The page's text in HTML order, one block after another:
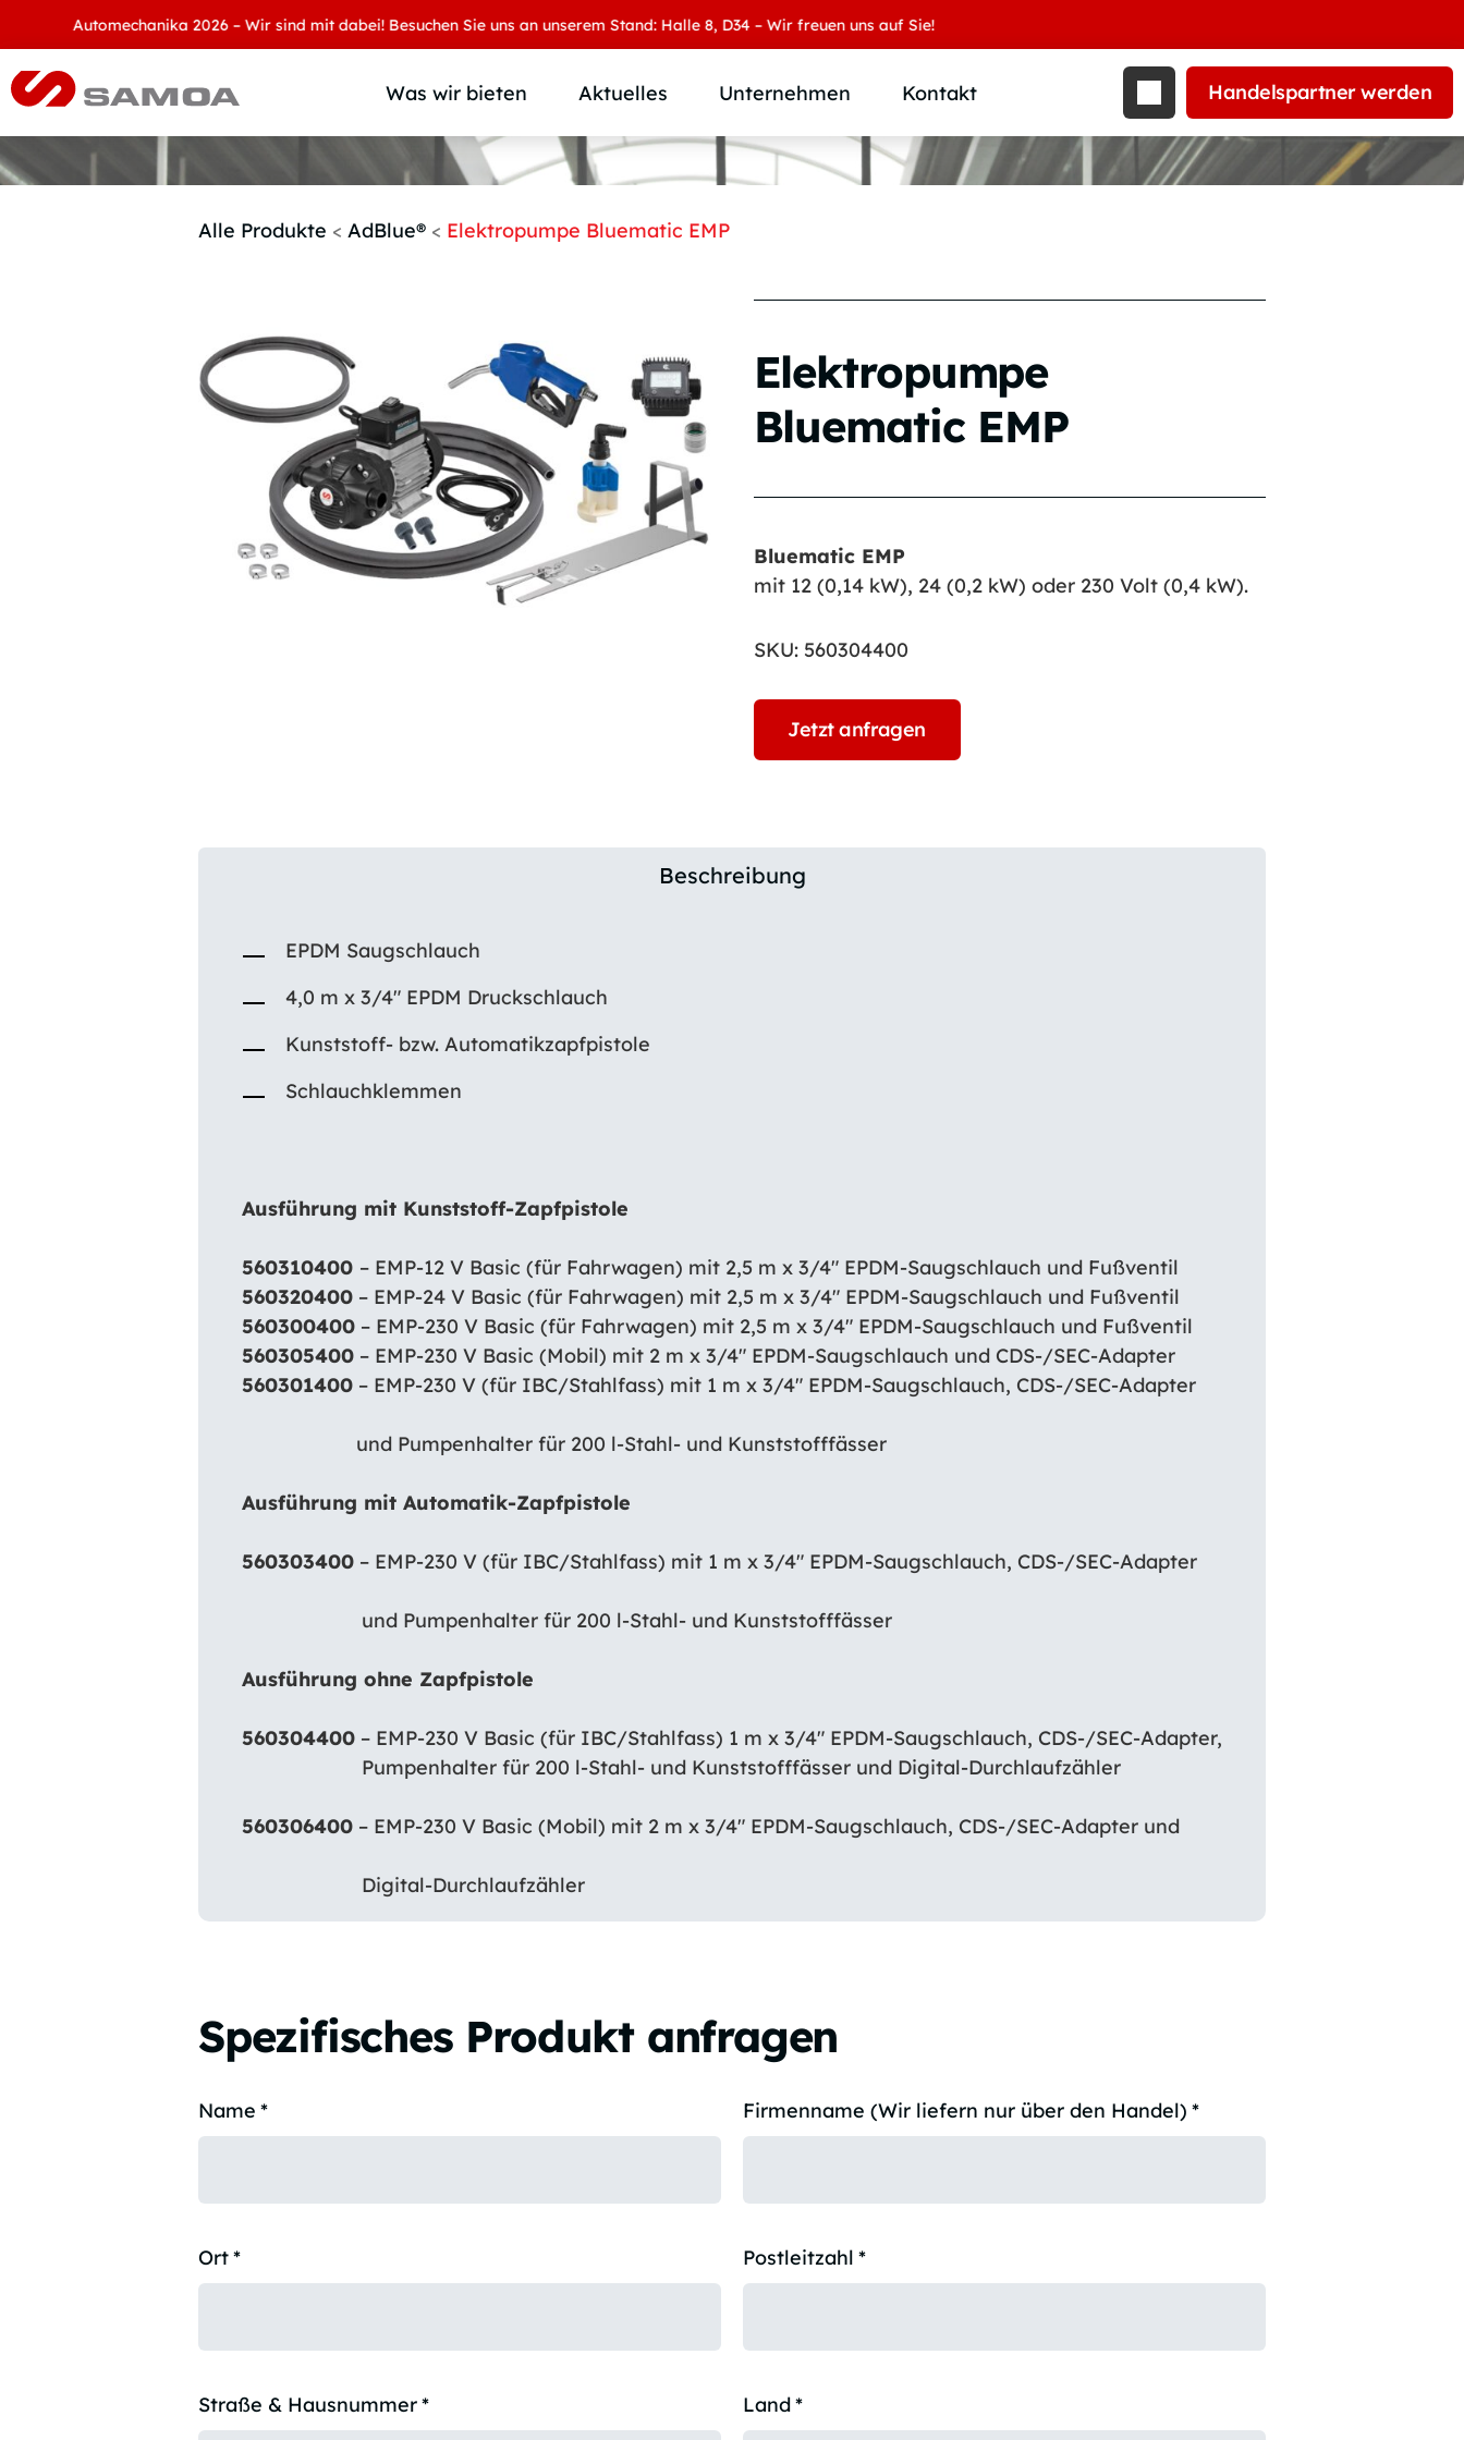
Automechanika 2026 – Wir sind mit dabei! Besuchen Sie uns an unserem Stand: Halle 8, D34 – Wir freuen uns auf Sie!
Was wir bieten
Produktübersicht
Produktkategorie
Branchen und Märkte
Aktuelles Unternehmen
Wer wir sind
SAMOA Gruppe
Downloads
Kontakt Handelspartner werden
Alle Produkte < AdBlue® < Elektropumpe Bluematic EMP
Elektropumpe
Bluematic EMP
Bluematic EMP
mit 12 (0,14 kW), 24 (0,2 kW) oder 230 Volt (0,4 kW).
SKU: 560304400
Jetzt anfragen
Beschreibung
EPDM Saugschlauch
4,0 m x 3/4″ EPDM Druckschlauch
Kunststoff- bzw. Automatikzapfpistole
Schlauchklemmen
Ausführung mit Kunststoff-Zapfpistole
560310400 – EMP-12 V Basic (für Fahrwagen) mit 2,5 m x 3/4″ EPDM-Saugschlauch und Fußventil
560320400 – EMP-24 V Basic (für Fahrwagen) mit 2,5 m x 3/4″ EPDM-Saugschlauch und Fußventil
560300400 – EMP-230 V Basic (für Fahrwagen) mit 2,5 m x 3/4″ EPDM-Saugschlauch und Fußventil
560305400 – EMP-230 V Basic (Mobil) mit 2 m x 3/4″ EPDM-Saugschlauch und CDS-/SEC-Adapter
560301400 – EMP-230 V (für IBC/Stahlfass) mit 1 m x 3/4″ EPDM-Saugschlauch, CDS-/SEC-Adapter
und Pumpenhalter für 200 l-Stahl- und Kunststofffässer
Ausführung mit Automatik-Zapfpistole
560303400 – EMP-230 V (für IBC/Stahlfass) mit 1 m x 3/4″ EPDM-Saugschlauch, CDS-/SEC-Adapter
und Pumpenhalter für 200 l-Stahl- und Kunststofffässer
Ausführung ohne Zapfpistole
560304400 – EMP-230 V Basic (für IBC/Stahlfass) 1 m x 3/4″ EPDM-Saugschlauch, CDS-/SEC-Adapter,
Pumpenhalter für 200 l-Stahl- und Kunststofffässer und Digital-Durchlaufzähler
560306400 – EMP-230 V Basic (Mobil) mit 2 m x 3/4″ EPDM-Saugschlauch, CDS-/SEC-Adapter und
Digital-Durchlaufzähler
Spezifisches Produkt anfragen
Name * Firmenname (Wir liefern nur über den Handel) *
Ort* Postleitzahl *
Straße & Hausnummer* Land*